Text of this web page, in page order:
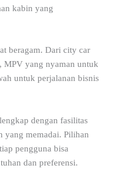
kabin yang
beragam. Dari city car
MPV yang nyaman untuk
untuk perjalanan bisnis
dengan fasilitas
yang memadai. Pilihan
pengguna bisa
dan preferensi.